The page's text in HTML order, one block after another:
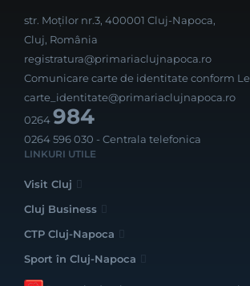
str. Moților nr.3, 400001 Cluj-Napoca,
Cluj, România
registratura@primariaclujnapoca.ro
Comunicare carte de identitate conform
carte_identitate@primariaclujnapoca.ro
0264984
0264 596 030 - Centrala telefonica
LINKURI UTILE
Visit Cluj
Cluj Business
CTP Cluj-Napoca
Sport în Cluj-Napoca